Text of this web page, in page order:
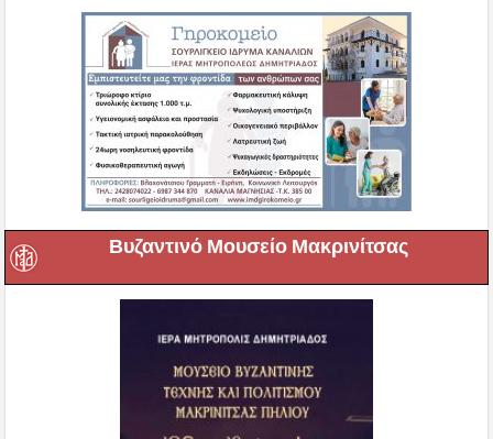
Βυζαντινό Μουσείο Μακρινίτσας